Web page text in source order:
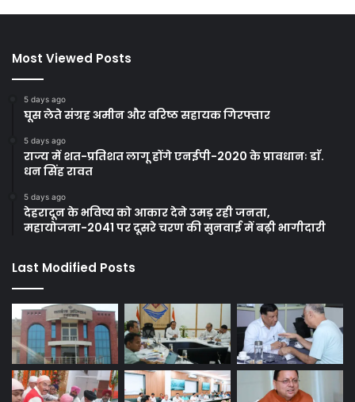
Most Viewed Posts
5 days ago
घूस लेते संग्रह अमीन और वरिष्ठ सहायक गिरफ्तार
5 days ago
राज्य में शत-प्रतिशत लागू होंगे एनईपी-2020 के प्रावधानः डाॅ.
धन सिंह रावत
5 days ago
देहरादून के भविष्य को आकार देने उमड़ रही जनता,
महायोजना-2041 पर दूसरे चरण की सुनवाई में बढ़ी भागीदारी
Last Modified Posts